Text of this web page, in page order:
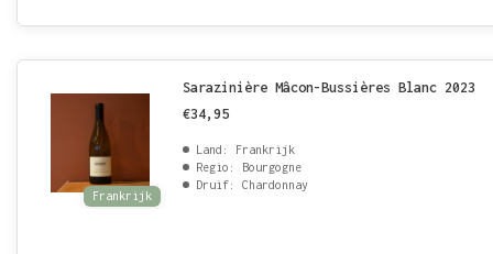
Frankrijk
Sarazinière Mâcon-Bussières Blanc 2023
€34,95
Land: Frankrijk
Regio: Bourgogne
Druif: Chardonnay